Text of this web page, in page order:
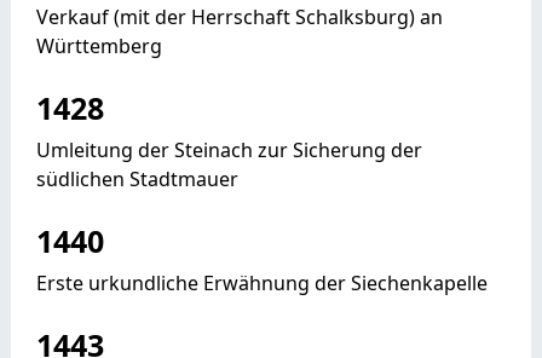
Verkauf (mit der Herrschaft Schalksburg) an
Württemberg
1428
Umleitung der Steinach zur Sicherung der
südlichen Stadtmauer
1440
Erste urkundliche Erwähnung der Siechenkapelle
1443